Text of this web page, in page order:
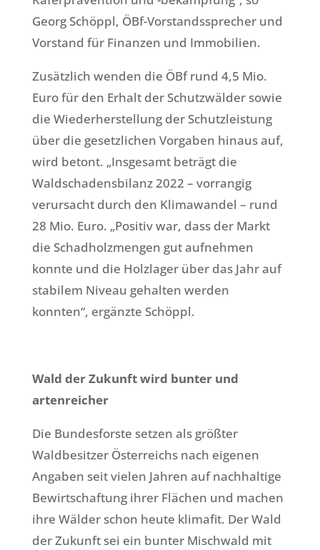
Georg Schöppl, ÖBf-Vorstandssprecher und
Vorstand für Finanzen und Immobilien.
Zusätzlich wenden die ÖBf rund 4,5 Mio.
Euro für den Erhalt der Schutzwälder sowie
die Wiederherstellung der Schutzleistung
über die gesetzlichen Vorgaben hinaus auf,
wird betont. „Insgesamt beträgt die
Waldschadensbilanz 2022 – vorrangig
verursacht durch den Klimawandel – rund
28 Mio. Euro. „Positiv war, dass der Markt
die Schadholzmengen gut aufnehmen
konnte und die Holzlager über das Jahr auf
stabilem Niveau gehalten werden
konnten“, ergänzte Schöppl.
Wald der Zukunft wird bunter und
artenreicher
Die Bundesforste setzen als größter
Waldbesitzer Österreichs nach eigenen
Angaben seit vielen Jahren auf nachhaltige
Bewirtschaftung ihrer Flächen und machen
ihre Wälder schon heute klimafit. Der Wald
der Zukunft sei ein bunter Mischwald mit